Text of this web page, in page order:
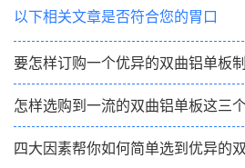
以下相关文章是否符合您的胃口
要怎样订购一个优异的双曲铝单板
怎样选购到一流的双曲铝单板这三
四大因素帮你如何简单选到优异的